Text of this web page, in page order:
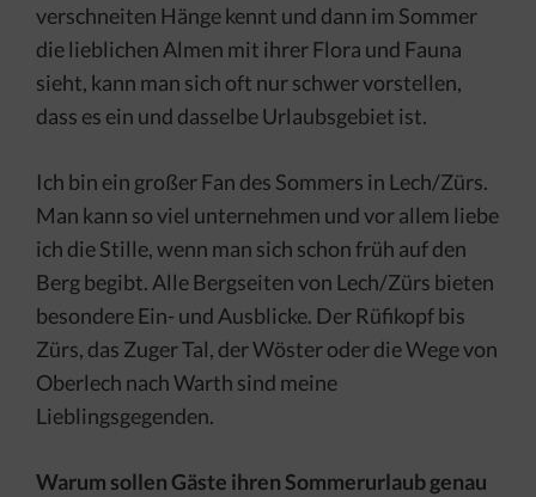
verschneiten Hänge kennt und dann im Sommer
die lieblichen Almen mit ihrer Flora und Fauna
sieht, kann man sich oft nur schwer vorstellen,
dass es ein und dasselbe Urlaubsgebiet ist.
Ich bin ein großer Fan des Sommers in Lech/Zürs.
Man kann so viel unternehmen und vor allem liebe
ich die Stille, wenn man sich schon früh auf den
Berg begibt. Alle Bergseiten von Lech/Zürs bieten
besondere Ein- und Ausblicke. Der Rüfikopf bis
Zürs, das Zuger Tal, der Wöster oder die Wege von
Oberlech nach Warth sind meine
Lieblingsgegenden.
Warum sollen Gäste ihren Sommerurlaub genau